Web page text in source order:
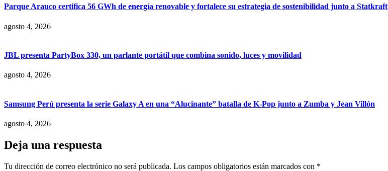
Parque Arauco certifica 56 GWh de energía renovable y fortalece su estrategia de sostenibilidad junto a Statkraft
agosto 4, 2026
JBL presenta PartyBox 330, un parlante portátil que combina sonido, luces y movilidad
agosto 4, 2026
Samsung Perú presenta la serie Galaxy A en una “Alucinante” batalla de K-Pop junto a Zumba y Jean Villón
agosto 4, 2026
Deja una respuesta
Tu dirección de correo electrónico no será publicada. Los campos obligatorios están marcados con *